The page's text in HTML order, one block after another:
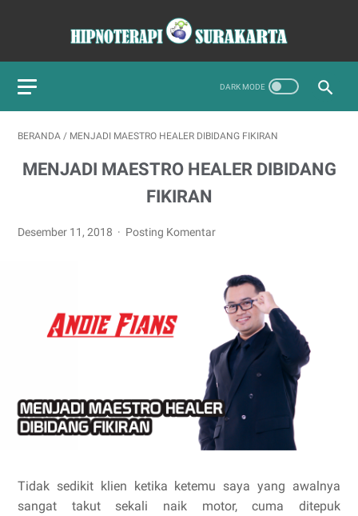
BERANDA / MENJADI MAESTRO HEALER DIBIDANG FIKIRAN
MENJADI MAESTRO HEALER DIBIDANG
FIKIRAN
Desember 11, 2018 Posting Komentar
Tidak sedikit klien ketika ketemu saya yang awalnya
sangat takut sekali naik motor, cuma ditepuk